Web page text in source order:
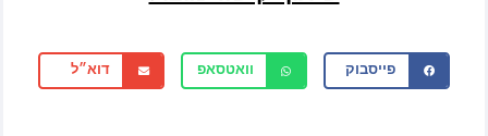
פייסבוק וואטסאפ דוא״ל